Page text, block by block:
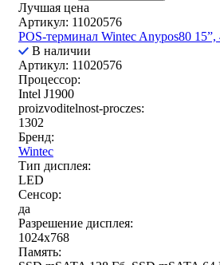
Лучшая цена
Артикул: 11020576
POS-терминал Wintec Anypos80 15”,
В наличии
Артикул: 11020576
Процессор:
Intel J1900
proizvoditelnost-proczes:
1302
Бренд:
Wintec
Тип дисплея:
LED
Сенсор:
да
Разрешение дисплея:
1024x768
Память: